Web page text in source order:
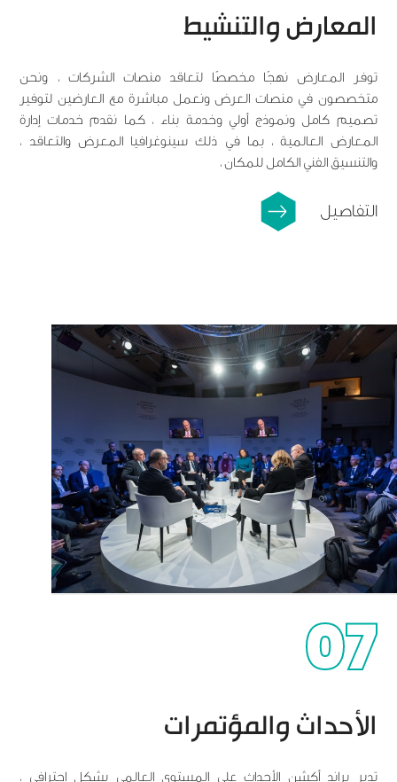
المعارض والتنشيط
توفر المعارض نهجًا مخصصًا لتعاقد منصات الشركات ، ونحن
متخصصون في منصات العرض ونعمل مباشرة مع العارضين لتوفير
تصميم كامل ونموذج أولي وخدمة بناء ، كما نقدم خدمات إدارة
المعارض العالمية ، بما في ذلك سينوغرافيا المعرض والتعاقد ،
والتنسيق الفني الكامل للمكان ،
التفاصيل
07
الأحداث والمؤتمرات
تدير براند أكشن الأحداث على المستوى العالمي بشكل احترافي ،